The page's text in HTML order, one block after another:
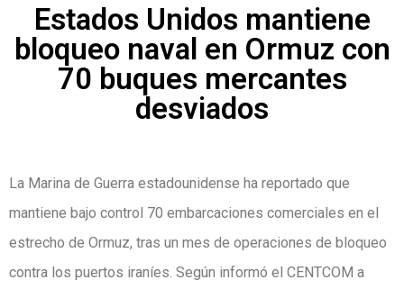
Estados Unidos mantiene
bloqueo naval en Ormuz con
70 buques mercantes
desviados
La Marina de Guerra estadounidense ha reportado que
mantiene bajo control 70 embarcaciones comerciales en el
estrecho de Ormuz, tras un mes de operaciones de bloqueo
contra los puertos iraníes. Según informó el CENTCOM a